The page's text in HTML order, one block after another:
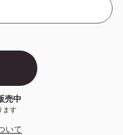
売中
ます
いて